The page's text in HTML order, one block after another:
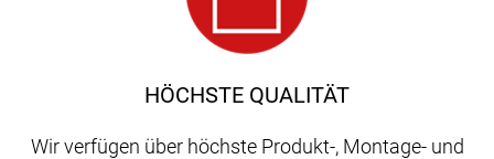
HÖCHSTE QUALITÄT
Wir verfügen über höchste Produkt-, Montage- und